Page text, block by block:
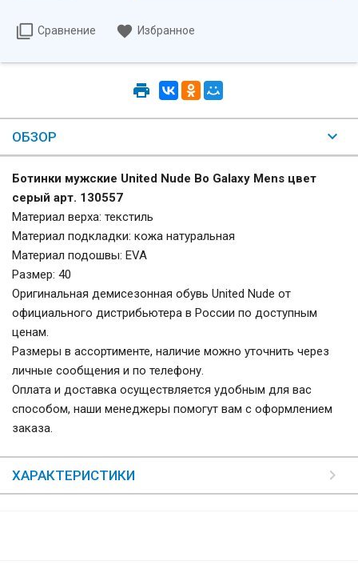
Сравнение Избранное
ОБЗОР
Ботинки мужские United Nude Bo Galaxy Mens цвет
серый арт. 130557
Материал верха: текстиль
Материал подкладки: кожа натуральная
Материал подошвы: EVA
Размер: 40
Оригинальная демисезонная обувь United Nude от
официального дистрибьютера в России по доступным
ценам.
Размеры в ассортименте, наличие можно уточнить через
личные сообщения и по телефону.
Оплата и доставка осуществляется удобным для вас
способом, наши менеджеры помогут вам с оформлением
заказа.
ХАРАКТЕРИСТИКИ